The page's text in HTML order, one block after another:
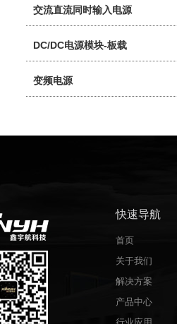
交流直流同时输入电源
DC/DC电源模块-板载
变频电源
快速导航
首页
关于我们
解决方案
产品中心